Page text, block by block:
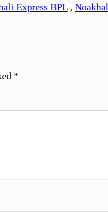
Express BPL ,
*